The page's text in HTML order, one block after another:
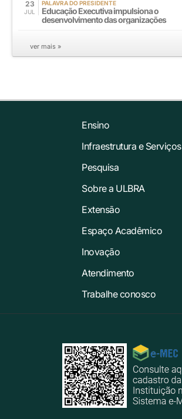
23
JUL
PALAVRA DO PRESIDENTE
Educação Executiva impulsiona o
desenvolvimento das organizações
ver mais »
Ensino
Infraestrutura e Serviços
Pesquisa
Sobre a ULBRA
Extensão
Espaço Acadêmico
Inovação
Atendimento
Trabalhe conosco